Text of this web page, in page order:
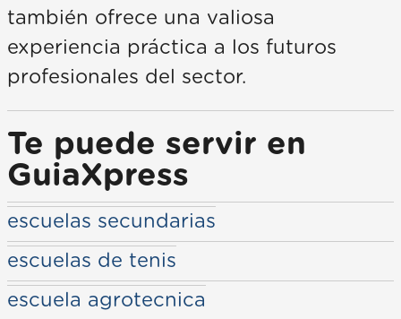
también ofrece una valiosa
experiencia práctica a los futuros
profesionales del sector.
Te puede servir en
GuiaXpress
escuelas secundarias
escuelas de tenis
escuela agrotecnica